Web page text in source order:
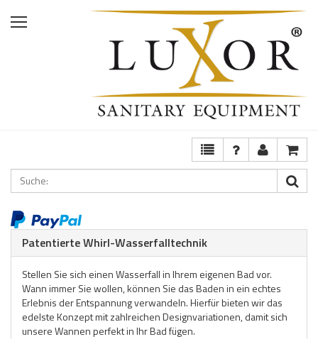
Home
Patentierte Whirl-Wasserfalltechnik
Stellen Sie sich einen Wasserfall in Ihrem eigenen Bad vor.
Wann immer Sie wollen, können Sie das Baden in ein echtes
Erlebnis der Entspannung verwandeln. Hierfür bieten wir das
edelste Konzept mit zahlreichen Designvariationen, damit sich
unsere Wannen perfekt in Ihr Bad fügen.